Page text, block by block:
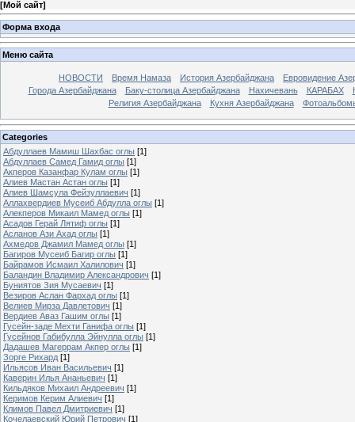
[Мой сайт]
Форма входа
Меню сайта
НОВОСТИ Время Намаза История Азербайджана
Евровидение
Города Азербайджана
Баку-столица Азербайджана Нахичевань КАРАБАХ
Религия Азербайджана
Кухня Азербайджана
Categories
Абдуллаев Мамиш Шахбас оглы [1]
Абдуллаев Самед Гамид оглы [1]
Акперов Казанфар Кулам оглы [1]
Алиев Мастан Астан оглы [1]
Алиев Шамсула Фейзуллаевич [1]
Аллахвердиев Мусеиб Абдулла оглы [1]
Алекперов Микаил Мамед оглы [1]
Асадов Герай Лятиф оглы [1]
Асланов Ази Ахад оглы [1]
Ахмедов Джамил Мамед оглы [1]
Багиров Мусеиб Багир оглы [1]
Байрамов Исмаил Халилович [1]
Баландин Владимир Александрович [1]
Буниятов Зия Мусаевич [1]
Везиров Аслан Фархад оглы [1]
Велиев Мирза Давлетович [1]
Вердиев Аваз Гашим оглы [1]
Гусейн-заде Мехти Ганифа оглы [1]
Гусейнов Габибулла Эйнулла оглы [1]
Дадашев Магеррам Акпер оглы [1]
Зорге Рихард [1]
Ильясов Иван Васильевич [1]
Каверин Илья Ананьевич [1]
Кильдяков Михаил Андреевич [1]
Керимов Керим Алиевич [1]
Климов Павел Дмитриевич [1]
Кочелаевский Юрий Петрович [1]